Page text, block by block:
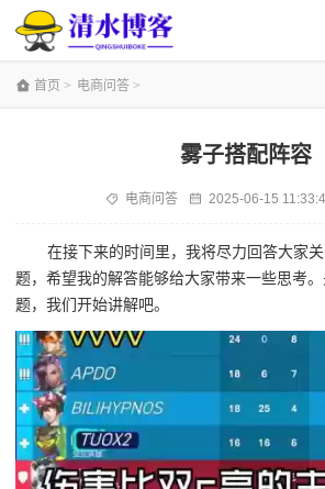
首页 > 电商问答 >
雾子搭配阵容
电商问答 2025-06-15
在接下来的时间里，我将尽力回答大家
题，希望我的解答能够给大家带来一些思考
题，我们开始讲解吧。